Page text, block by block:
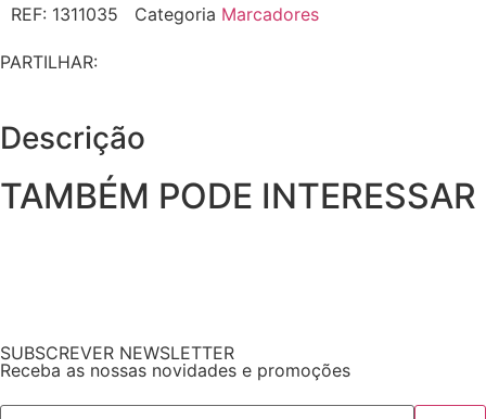
REF: 1311035 Categoria Marcadores
PARTILHAR:
Descrição
TAMBÉM PODE INTERESSAR
SUBSCREVER NEWSLETTER
Receba as nossas novidades e promoções